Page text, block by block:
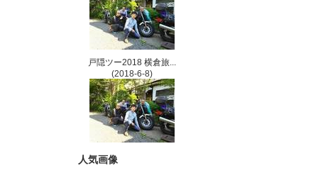
戸隠ツー2018 横倉旅...
(2018-6-8)
人気画像